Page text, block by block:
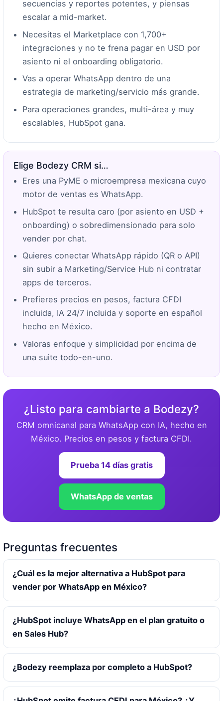
secuencias y reportes potentes, y piensas
escalar a mid-market.
Necesitas el Marketplace con 1,700+
integraciones y no te frena pagar en USD por
asiento ni el onboarding obligatorio.
Vas a operar WhatsApp dentro de una
estrategia de marketing/servicio más grande.
Para operaciones grandes, multi-área y muy
escalables, HubSpot gana.
Elige Bodezy CRM si…
Eres una PyME o microempresa mexicana cuyo
motor de ventas es WhatsApp.
HubSpot te resulta caro (por asiento en USD +
onboarding) o sobredimensionado para solo
vender por chat.
Quieres conectar WhatsApp rápido (QR o API)
sin subir a Marketing/Service Hub ni contratar
apps de terceros.
Prefieres precios en pesos, factura CFDI
incluida, IA 24/7 incluida y soporte en español
hecho en México.
Valoras enfoque y simplicidad por encima de
una suite todo-en-uno.
¿Listo para cambiarte a Bodezy?
CRM omnicanal para WhatsApp con IA, hecho en
México. Precios en pesos y factura CFDI.
Prueba 14 días gratis
WhatsApp de ventas
Preguntas frecuentes
¿Cuál es la mejor alternativa a HubSpot para
vender por WhatsApp en México?
¿HubSpot incluye WhatsApp en el plan gratuito o
en Sales Hub?
¿Bodezy reemplaza por completo a HubSpot?